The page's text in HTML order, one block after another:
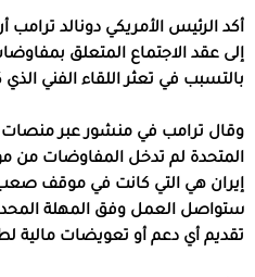
أكد الرئيس الأمريكي دونالد
إلى عقد الاجتماع المتعلق
بالتسبب في تعثر اللقاء الفني
وقال ترامب في منشور عبر منصات
المتحدة لم تدخل المفاوضات من
إيران هي التي كانت في موقف
تقديم أي دعم أو تعويضات مالية